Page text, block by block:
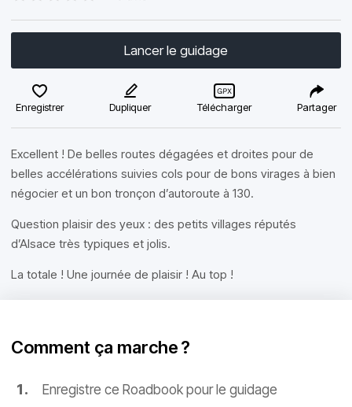
Lancer le guidage
Enregistrer Dupliquer Télécharger Partager
Excellent ! De belles routes dégagées et droites pour de
belles accélérations suivies cols pour de bons virages à bien
négocier et un bon tronçon d’autoroute à 130.
Question plaisir des yeux : des petits villages réputés
d’Alsace très typiques et jolis.
La totale ! Une journée de plaisir ! Au top !
Comment ça marche ?
Enregistre ce Roadbook pour le guidage